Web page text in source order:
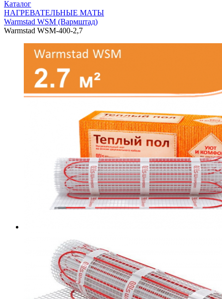
Каталог
НАГРЕВАТЕЛЬНЫЕ МАТЫ
Warmstad WSM (Вармштад)
Warmstad WSM-400-2,7